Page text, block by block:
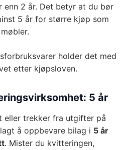
enn 2 år. Det betyr at du bør
5 år for større kjøp som
holder det med
etter kjøpsloven.
5 år
eller trekker fra utgifter på
å oppbevare bilag i 5 år
. Mister du kvitteringen,